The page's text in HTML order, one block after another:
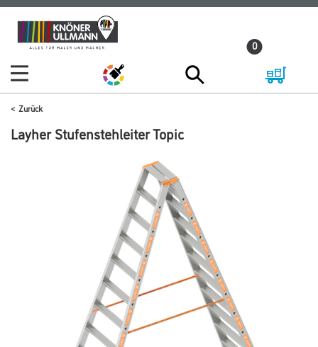
Zum
Inhalt
Zum
Navigationsmenü
0
Zurück
Layher Stufenstehleiter Topic